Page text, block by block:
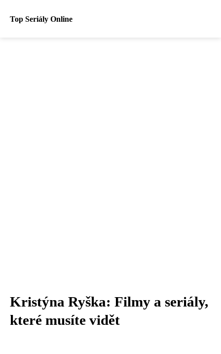
Top Seriály Online
Kristýna Ryška: Filmy a seriály,
které musíte vidět